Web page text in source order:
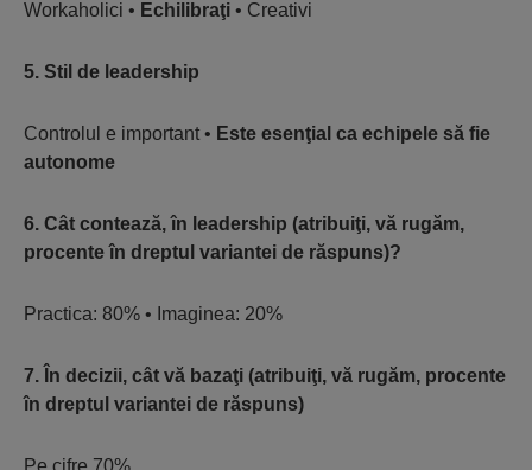
Workaholici • Echilibraţi • Creativi
5. Stil de leadership
Controlul e important • Este esenţial ca echipele să fie
autonome
6. Cât contează, în leadership (atribuiţi, vă rugăm,
procente în dreptul variantei de răspuns)?
Practica: 80% • Imaginea: 20%
7. În decizii, cât vă bazaţi (atribuiţi, vă rugăm, procente
în dreptul variantei de răspuns)